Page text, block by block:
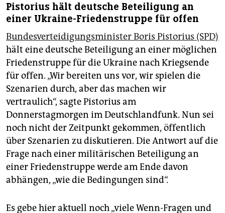
Pistorius hält deutsche Beteiligung an
einer Ukraine-Friedenstruppe für offen
Bundesverteidigungsminister Boris Pistorius (SPD)
hält eine deutsche Beteiligung an einer möglichen
Friedenstruppe für die Ukraine nach Kriegsende
für offen. „Wir bereiten uns vor, wir spielen die
Szenarien durch, aber das machen wir
vertraulich“, sagte Pistorius am
Donnerstagmorgen im Deutschlandfunk. Nun sei
noch nicht der Zeitpunkt gekommen, öffentlich
über Szenarien zu diskutieren. Die Antwort auf die
Frage nach einer militärischen Beteiligung an
einer Friedenstruppe werde am Ende davon
abhängen, „wie die Bedingungen sind“.
Es gebe hier aktuell noch „viele Wenn-Fragen und